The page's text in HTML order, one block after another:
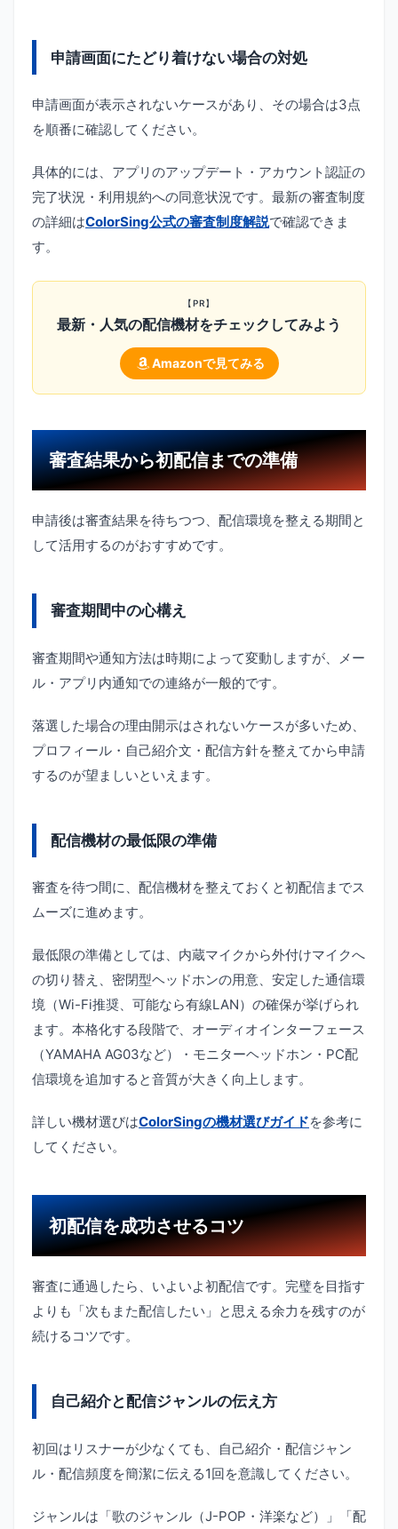
申請画面にたどり着けない場合の対処
申請画面が表示されないケースがあり、その場合は3点
を順番に確認してください。
具体的には、アプリのアップデート・アカウント認証の
完了状況・利用規約への同意状況です。最新の審査制度
の詳細はColorSing公式の審査制度解説で確認できま
す。
【PR】
最新・人気の配信機材をチェックしてみよう
Amazonで見てみる
審査結果から初配信までの準備
申請後は審査結果を待ちつつ、配信環境を整える期間と
して活用するのがおすすめです。
審査期間中の心構え
審査期間や通知方法は時期によって変動しますが、メー
ル・アプリ内通知での連絡が一般的です。
落選した場合の理由開示はされないケースが多いため、
プロフィール・自己紹介文・配信方針を整えてから申請
するのが望ましいといえます。
配信機材の最低限の準備
審査を待つ間に、配信機材を整えておくと初配信までス
ムーズに進めます。
最低限の準備としては、内蔵マイクから外付けマイクへ
の切り替え、密閉型ヘッドホンの用意、安定した通信環
境（Wi-Fi推奨、可能なら有線LAN）の確保が挙げられ
ます。本格化する段階で、オーディオインターフェース
（YAMAHA AG03など）・モニターヘッドホン・PC配
信環境を追加すると音質が大きく向上します。
詳しい機材選びはColorSingの機材選びガイドを参考に
してください。
初配信を成功させるコツ
審査に通過したら、いよいよ初配信です。完璧を目指す
よりも「次もまた配信したい」と思える余力を残すのが
続けるコツです。
自己紹介と配信ジャンルの伝え方
初回はリスナーが少なくても、自己紹介・配信ジャン
ル・配信頻度を簡潔に伝える1回を意識してください。
ジャンルは「歌のジャンル（J-POP・洋楽など）」「配